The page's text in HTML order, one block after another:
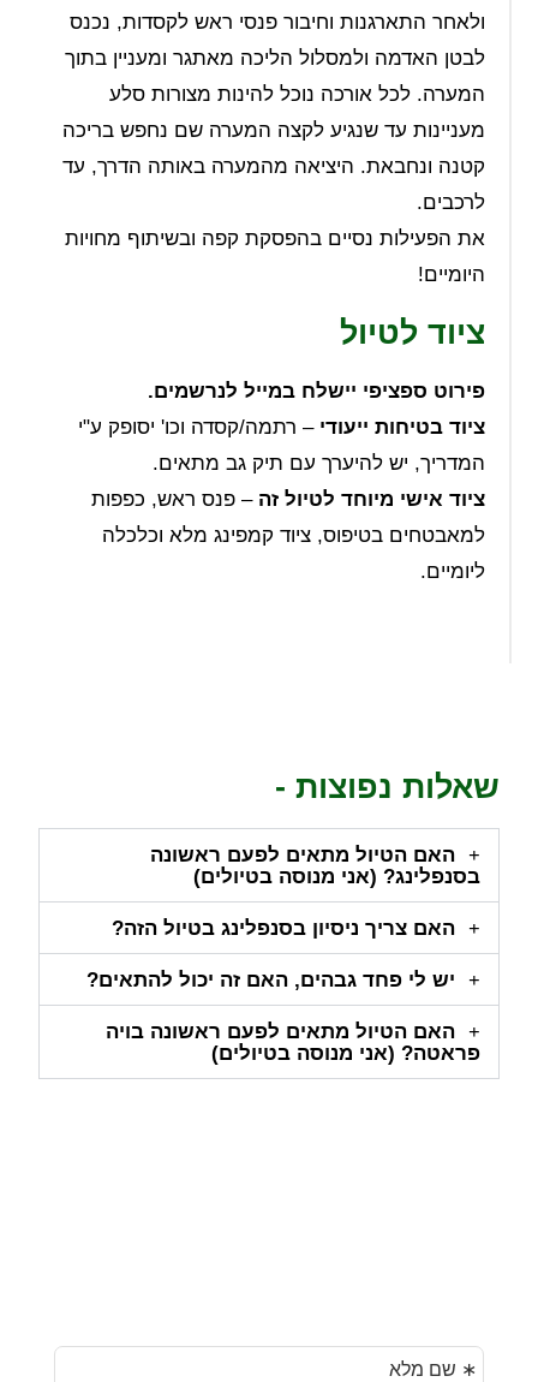
ולאחר התארגנות וחיבור פנסי ראש לקסדות, נכנס
לבטן האדמה ולמסלול הליכה מאתגר ומעניין בתוך
המערה. לכל אורכה נוכל להינות מצורות סלע
מעניינות עד שנגיע לקצה המערה שם נחפש בריכה
קטנה ונחבאת. היציאה מהמערה באותה הדרך, עד
לרכבים.
את הפעילות נסיים בהפסקת קפה ובשיתוף מחויות
היומיים!
ציוד לטיול
פירוט ספציפי יישלח במייל לנרשמים.
ציוד בטיחות ייעודי – רתמה/קסדה וכו' יסופק ע"י
המדריך, יש להיערך עם תיק גב מתאים.
ציוד אישי מיוחד לטיול זה – פנס ראש, כפפות
למאבטחים בטיפוס, ציוד קמפינג מלא וכלכלה
ליומיים.
שאלות נפוצות -
האם הטיול מתאים לפעם ראשונה
בסנפלינג? (אני מנוסה בטיולים)
האם צריך ניסיון בסנפלינג בטיול הזה?
יש לי פחד גבהים, האם זה יכול להתאים?
האם הטיול מתאים לפעם ראשונה בויה
פראטה? (אני מנוסה בטיולים)